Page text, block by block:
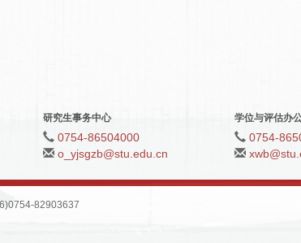
研究生事务中心
0754-86504000
o_yjsgzb@stu.edu.cn
学位与评估办
0754-
82903637